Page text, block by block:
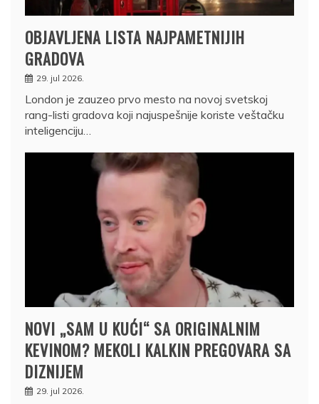
OBJAVLJENA LISTA NAJPAMETNIJIH
GRADOVA
29. jul 2026.
London je zauzeo prvo mesto na novoj svetskoj
rang-listi gradova koji najuspešnije koriste veštačku
inteligenciju…
NOVI „SAM U KUĆI“ SA ORIGINALNIM
KEVINOM? MEKOLI KALKIN PREGOVARA SA
DIZNIJEM
29. jul 2026.